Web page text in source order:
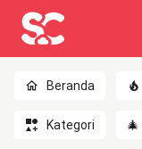
Beranda
Kategori 🎄